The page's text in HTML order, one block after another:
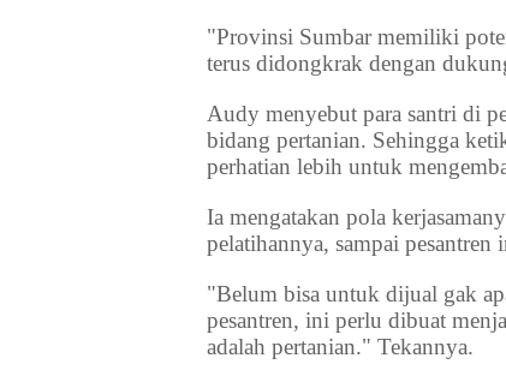
"Provinsi Sumbar memiliki
terus didongkrak dengan
Audy menyebut para santri di
bidang pertanian. Sehingga
perhatian lebih untuk
Ia mengatakan pola
pelatihannya, sampai
"Belum bisa untuk dijual gak
pesantren, ini perlu dibuat
adalah pertanian." Tekannya.